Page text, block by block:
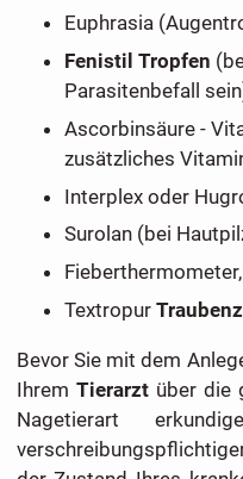
Euphrasia
Fenistil Tropfen
Parasitenbefall
Ascorbinsäure -
zusätzliches
Interplex oder
Surolan (bei
Fieberthermometer,
Textropur
Bevor Sie mit dem
Ihrem Tierarztüber die
Nagetierart